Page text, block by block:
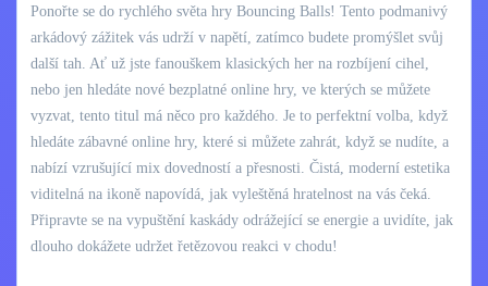
Ponořte se do rychlého světa hry Bouncing Balls! Tento podmanivý
arkádový zážitek vás udrží v napětí, zatímco budete promýšlet svůj
další tah. Ať už jste fanouškem klasických her na rozbíjení cihel,
nebo jen hledáte nové bezplatné online hry, ve kterých se můžete
vyzvat, tento titul má něco pro každého. Je to perfektní volba, když
hledáte zábavné online hry, které si můžete zahrát, když se nudíte, a
nabízí vzrušující mix dovedností a přesnosti. Čistá, moderní estetika
viditelná na ikoně napovídá, jak vyleštěná hratelnost na vás čeká.
Připravte se na vypuštění kaskády odrážející se energie a uvidíte, jak
dlouho dokážete udržet řetězovou reakci v chodu!